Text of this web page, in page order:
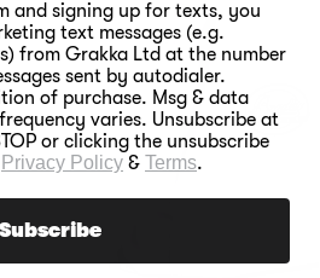
and signing up for texts, you
text messages (e.g.
from Grakka Ltd at the number
sent by autodialer.
of purchase. Msg & data
varies. Unsubscribe at
or clicking the unsubscribe
Privacy Policy & Terms.
Subscribe